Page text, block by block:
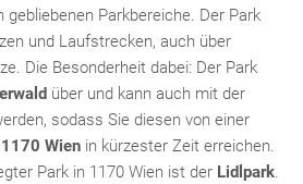
KLIS
Parkbereiche. Der Park
und Laufstrecken, auch über
Die Besonderheit dabei: Der Park
über und kann auch mit der
sodass Sie diesen von einer
Wien in kürzester Zeit erreichen.
Park in 1170 Wien ist der Lidlpark.